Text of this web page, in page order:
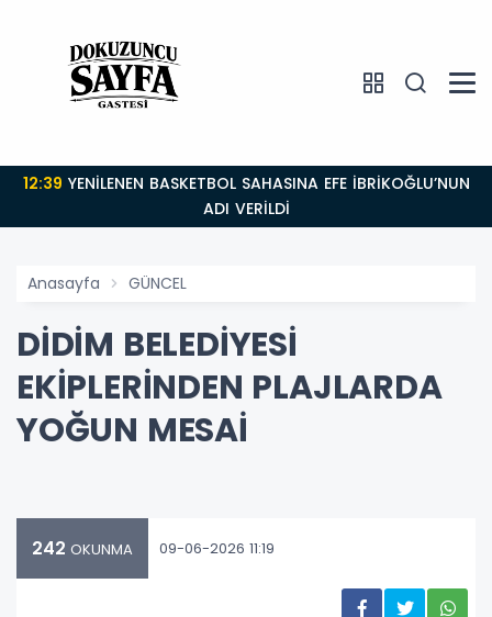
12:39
ADI VERİLDİ
Anasayfa GÜNCEL
DİDİM BELEDİYESİ
EKİPLERİNDEN PLAJLARDA
YOĞUN MESAİ
242 OKUNMA 09-06-2026 11:19